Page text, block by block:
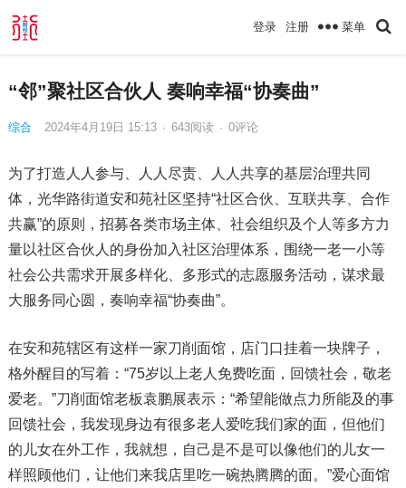
登录 注册 菜单
“邻”聚社区合伙人 奏响幸福“协奏曲”
综合 2024年4月19日 15:13 · 643阅读 · 0评论
为了打造人人参与、人人尽责、人人共享的基层治理共同
体，光华路街道安和苑社区坚持“社区合伙、互联共享、合作
共赢”的原则，招募各类市场主体、社会组织及个人等多方力
量以社区合伙人的身份加入社区治理体系，围绕一老一小等
社会公共需求开展多样化、多形式的志愿服务活动，谋求最
大服务同心圆，奏响幸福“协奏曲”。
在安和苑辖区有这样一家刀削面馆，店门口挂着一块牌子，
格外醒目的写着：“75岁以上老人免费吃面，回馈社会，敬老
爱老。”刀削面馆老板袁鹏展表示：“希望能做点力所能及的事
回馈社会，我发现身边有很多老人爱吃我们家的面，但他们
的儿女在外工作，我就想，自己是不是可以像他们的儿女一
样照顾他们，让他们来我店里吃一碗热腾腾的面。”爱心面馆